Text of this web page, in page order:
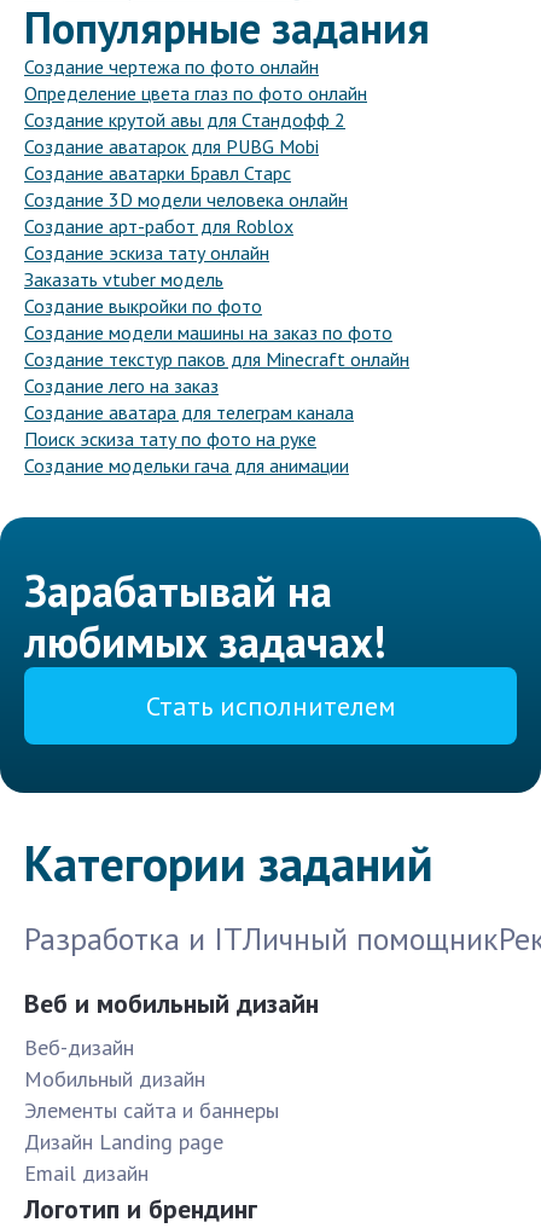
Популярные задания
Создание чертежа по фото онлайн
Определение цвета глаз по фото онлайн
Создание крутой авы для Стандофф 2
Создание аватарок для PUBG Mobi
Создание аватарки Бравл Старс
Создание 3D модели человека онлайн
Создание арт-работ для Roblox
Создание эскиза тату онлайн
Заказать vtuber модель
Создание выкройки по фото
Создание модели машины на заказ по фото
Создание текстур паков для Minecraft онлайн
Создание лего на заказ
Создание аватара для телеграм канала
Поиск эскиза тату по фото на руке
Создание модельки гача для анимации
Зарабатывай на
любимых задачах!
Стать исполнителем
Категории заданий
Разработка и ITЛичный помощник
Веб и мобильный дизайн
Веб-дизайн
Мобильный дизайн
Элементы сайта и баннеры
Дизайн Landing page
Email дизайн
Логотип и брендинг